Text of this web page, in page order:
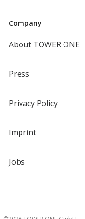
Company
About TOWER ONE
Press
Privacy Policy
Imprint
Jobs